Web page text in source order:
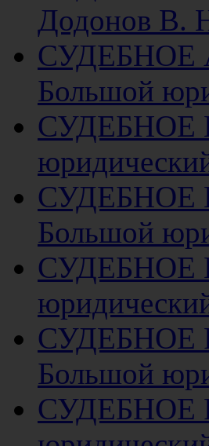
Додонов В.
СУДЕБНОЕ
Большой
СУДЕБНОЕ
СУДЕБНОЕ
Большой
СУДЕБНОЕ
СУДЕБНОЕ
Большой